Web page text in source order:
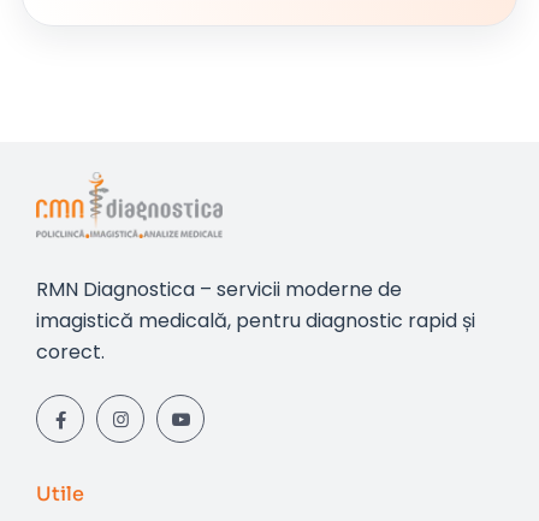
RMN Diagnostica – servicii moderne de
imagistică medicală, pentru diagnostic rapid și
corect.
Utile